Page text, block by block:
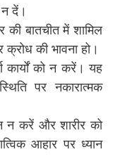
न दें।
की बातचीत में शामिल
की भावना हो।
कार्यों को न करें। यह
पर नकारात्मक
न करें और शारीर को
आहार पर ध्यान